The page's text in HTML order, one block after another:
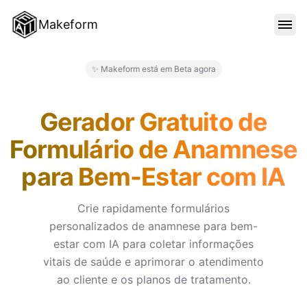
Makeform
BLOG
ENTRAR
✨ Makeform está em Beta agora
Gerador Gratuito de
Formulário de Anamnese
para Bem-Estar com IA
Crie rapidamente formulários
personalizados de anamnese para bem-
estar com IA para coletar informações
vitais de saúde e aprimorar o atendimento
ao cliente e os planos de tratamento.